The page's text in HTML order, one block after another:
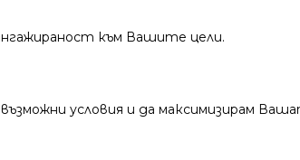
към Вашите цели.
условия и да максимизирам